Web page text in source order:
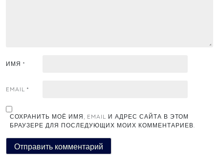
ИМЯ *
EMAIL *
СОХРАНИТЬ МОЁ ИМЯ, EMAIL И АДРЕС САЙТА В ЭТОМ
БРАУЗЕРЕ ДЛЯ ПОСЛЕДУЮЩИХ МОИХ КОММЕНТАРИЕВ.